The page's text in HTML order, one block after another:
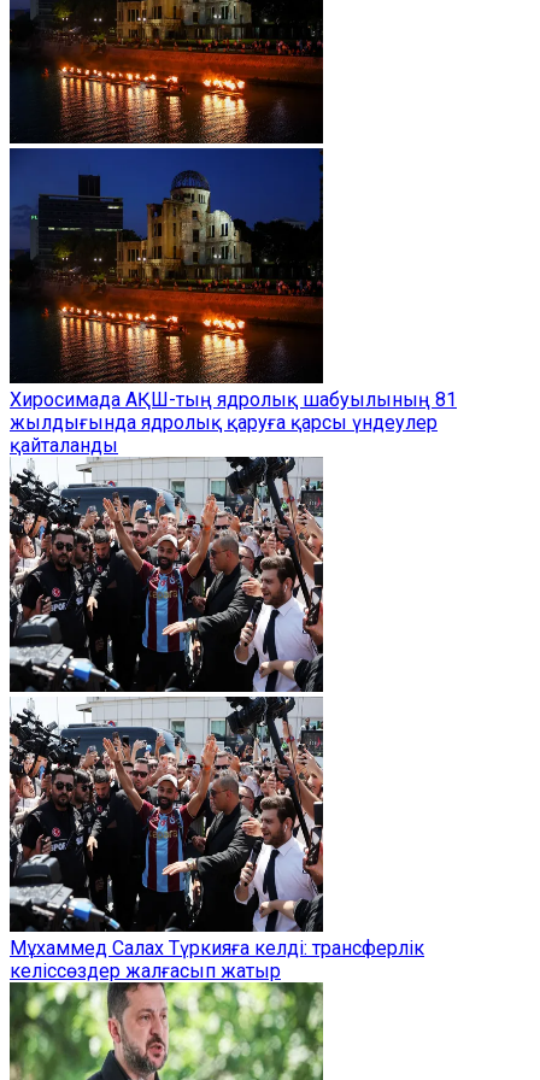
Хиросимада АҚШ-тың ядролық шабуылының 81
жылдығында ядролық қаруға қарсы үндеулер
қайталанды
Мұхаммед Салах Түркияға келді: трансферлік
келіссөздер жалғасып жатыр